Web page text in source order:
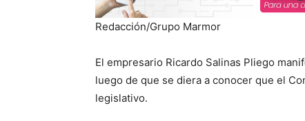
Redacción/Grupo Marmor
El empresario Ricardo Salinas Pliego
luego de que se diera a conocer que el
legislativo.